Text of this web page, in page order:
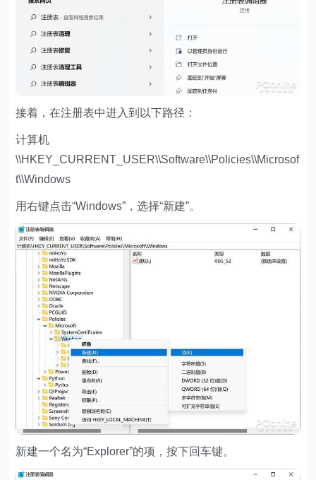
接着，在注册表中进入到以下路径：
计算机
\\HKEY_CURRENT_USER\\Software\\Policies\\Microsof
t\\Windows
用右键点击“Windows”，选择“新建”。
新建一个名为“Explorer”的项，按下回车键。